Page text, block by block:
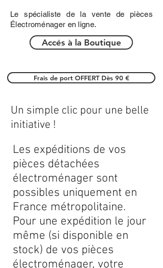
Le spécialiste de la vente de pièces
Électroménager en ligne.
Accés à la Boutique
Frais de port OFFERT Dès 90 €
Les expéditions de vos
pièces détachées
électroménager sont
possibles uniquement en
France métropolitaine.
Pour une expédition le jour
même (si disponible en
stock) de vos pièces
électroménager, votre
Un simple clic pour une belle
initiative !